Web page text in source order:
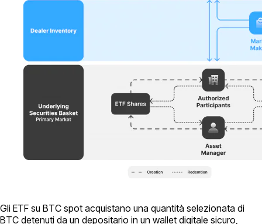
Gli ETF su BTC spot acquistano una quantità selezionata di
BTC detenuti da un depositario in un wallet digitale sicuro,